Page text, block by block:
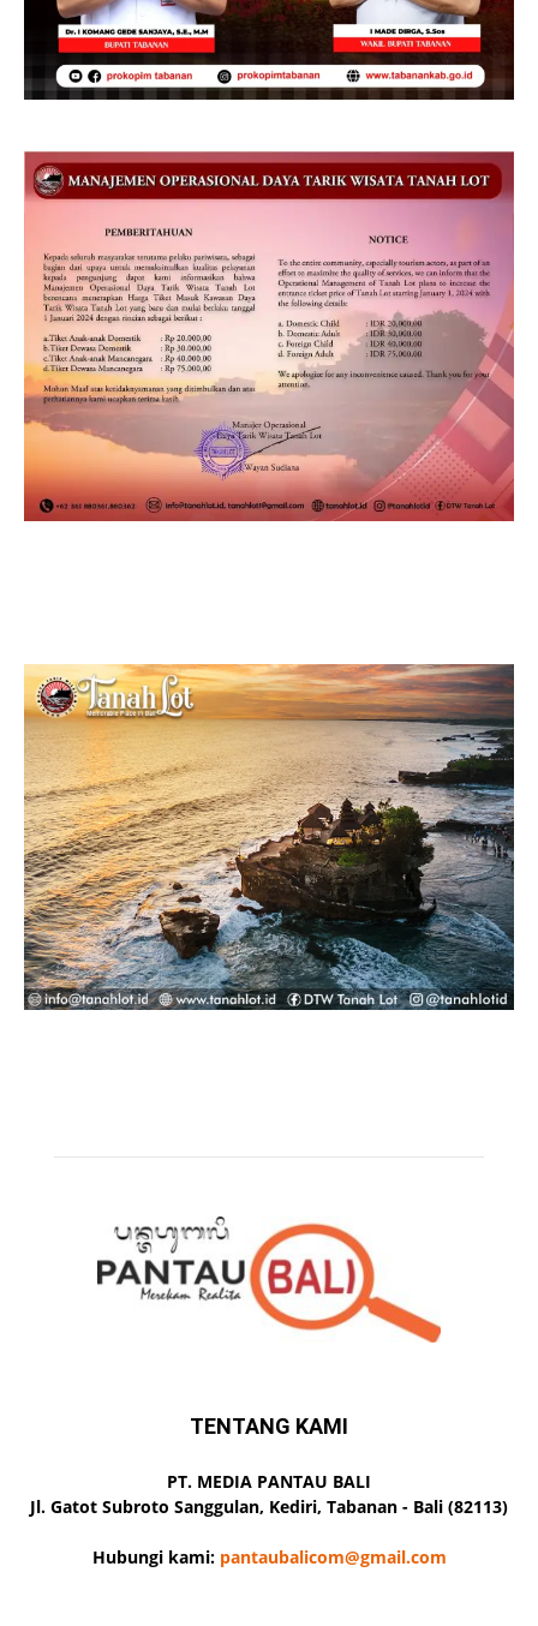
TENTANG KAMI
PT. MEDIA PANTAU BALI
Jl. Gatot Subroto Sanggulan, Kediri, Tabanan - Bali (82113)
Hubungi kami: pantaubalicom@gmail.com